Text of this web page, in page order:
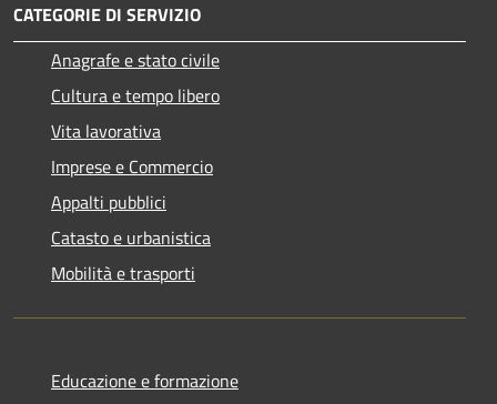
CATEGORIE DI SERVIZIO
Anagrafe e stato civile
Cultura e tempo libero
Vita lavorativa
Imprese e Commercio
Appalti pubblici
Catasto e urbanistica
Mobilità e trasporti
Educazione e formazione